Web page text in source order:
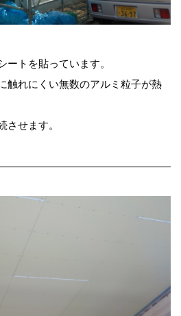
ートを貼っています。
触れにくい無数のアルミ粒子が熱
させます。